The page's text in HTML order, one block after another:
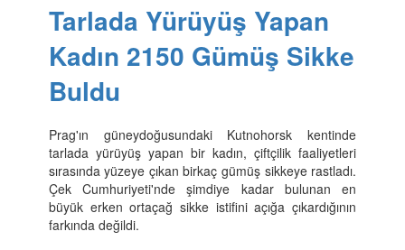
Tarlada Yürüyüş Yapan
Kadın 2150 Gümüş Sikke
Buldu
Prag'ın güneydoğusundaki Kutnohorsk kentinde
tarlada yürüyüş yapan bir kadın, çiftçilik faaliyetleri
sırasında yüzeye çıkan birkaç gümüş sikkeye rastladı.
Çek Cumhuriyeti'nde şimdiye kadar bulunan en
büyük erken ortaçağ sikke istifini açığa çıkardığının
farkında değildi.